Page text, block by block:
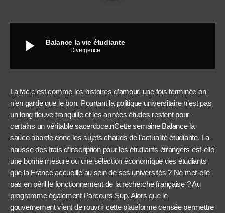
play_arrow Balance la vie étudiante
Divergence
La fac c’est comme les histoires d’amour, une fois terminée on
n’en garde que le bon. Pourtant la politique universitaire n’est pas
un long fleuve tranquille et les années études restent pour
certains un véritable sacerdoce.nCette semaine Balance la
sauce aborde donc les sujets chauds de l’actualité étudiante. La
hausse des frais d’inscription pour les étudiants étrangers est-elle
une bonne mesure ou une sélection économique des étudiants
que la France accueille au sein de ses universités ? Ne met-elle
pas en péril le fonctionnement de la recherche française ? Au
programme également Parcours Sup. Alors que le
gouvernement vient de rouvrir cette plateforme censée permettre